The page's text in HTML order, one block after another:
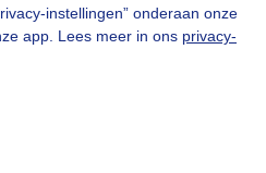
instellingen” onderaan onze
app. Lees meer in ons privacy-